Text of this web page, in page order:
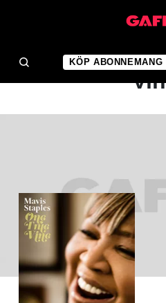
KÖP ABONNEMANG
Mavis